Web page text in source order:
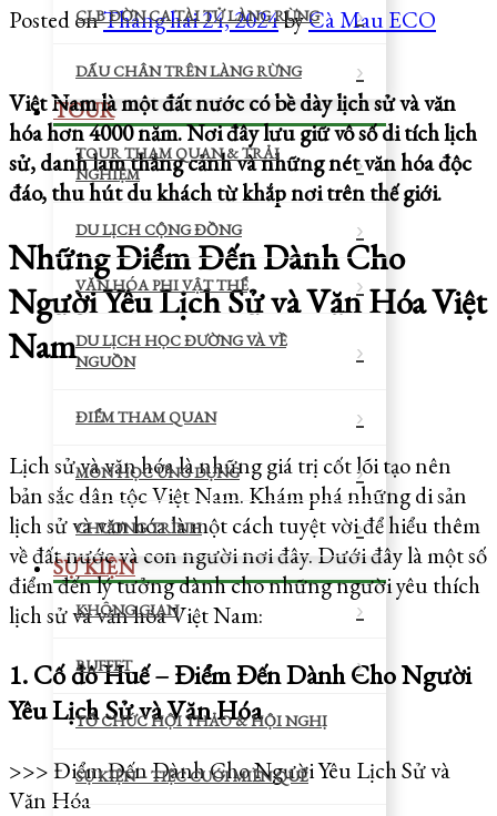
CLB ĐỜN CA TÀI TỬ LÀNG RỪNG
DẤU CHÂN TRÊN LÀNG RỪNG
TOUR
TOUR THAM QUAN & TRẢI
NGHIỆM
DU LỊCH CỘNG ĐỒNG
VĂN HÓA PHI VẬT THỂ
DU LỊCH HỌC ĐƯỜNG VÀ VỀ
NGUỒN
ĐIỂM THAM QUAN
MÔN HỌC ỨNG DỤNG
CHƯƠNG TRÌNH
SỰ KIỆN
KHÔNG GIAN
BUFFET
TỔ CHỨC HỘI THẢO & HỘI NGHỊ
SỰ KIỆN – TIỆC CƯỚI MIỀN QUÊ
Posted onTháng hai 24, 2024byCà Mau ECO
Việt Nam là một đất nước có bề dày lịch sử và văn
hóa hơn 4000 năm. Nơi đây lưu giữ vô số di tích lịch
sử, danh lam thắng cảnh và những nét văn hóa độc
đáo, thu hút du khách từ khắp nơi trên thế giới.
Những Điểm Đến Dành Cho
Người Yêu Lịch Sử và Văn Hóa Việt
Nam
Lịch sử và văn hóa là những giá trị cốt lõi tạo nên
bản sắc dân tộc Việt Nam. Khám phá những di sản
lịch sử và văn hóa là một cách tuyệt vời để hiểu thêm
về đất nước và con người nơi đây. Dưới đây là một số
điểm đến lý tưởng dành cho những người yêu thích
lịch sử và văn hóa Việt Nam:
1. Cố đô Huế – Điểm Đến Dành Cho Người
Yêu Lịch Sử và Văn Hóa
>>> Điểm Đến Dành Cho Người Yêu Lịch Sử và
Văn Hóa